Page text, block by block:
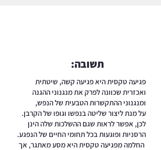
תשובה:
פגיעה טקסית היא פגיעה קשה, שיטתית
ואכזרית שכוונה לפרק את מנגנוני ההגנה
ומנגנוני ההתקשרות הטבעית של הנפש,
על מנת ליצור שליטה בנפשו וגופו של הקרבן.
לכן, אפשר לראות שגם ההשלכות שלה הינן
הרסניות ופוגעות בכל תחומי החיים של הנפגע.
החלמה מפגיעה טקסית היא מסע מאתגר, אך